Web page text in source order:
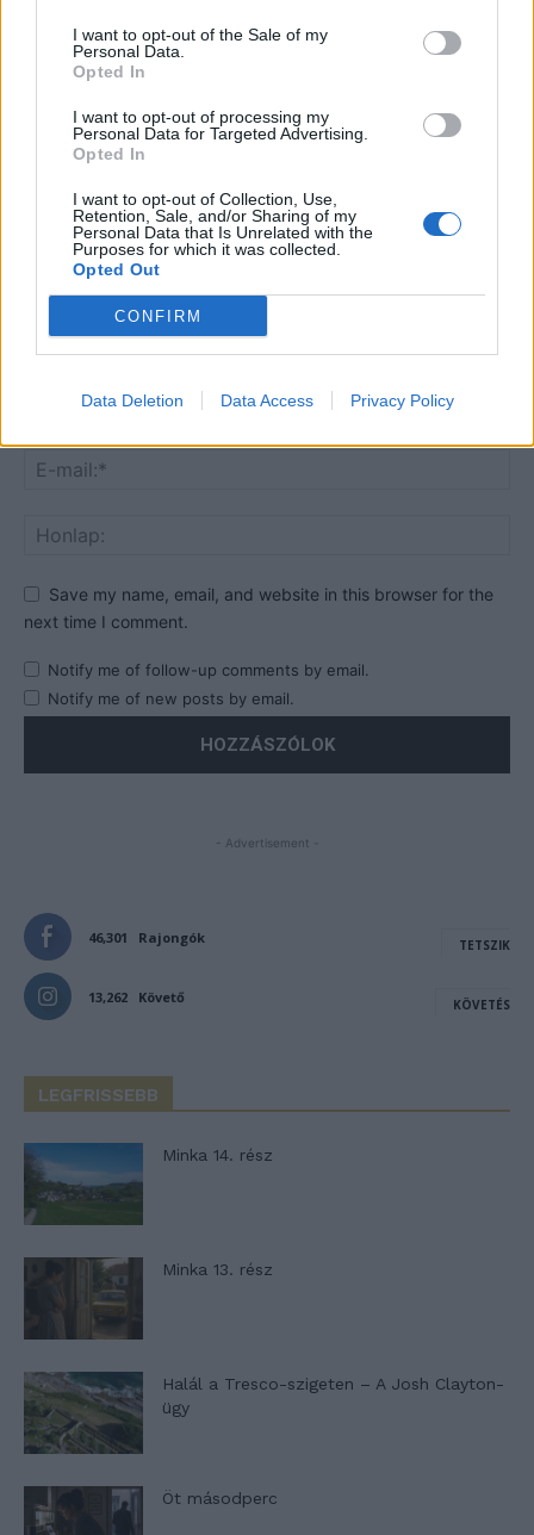
I want to opt-out of the Sale of my
Personal Data.
Opted In
I want to opt-out of processing my
Personal Data for Targeted Advertising.
Opted In
I want to opt-out of Collection, Use,
Retention, Sale, and/or Sharing of my
Personal Data that Is Unrelated with the
Purposes for which it was collected.
Opted Out
CONFIRM
Data Deletion Data Access Privacy Policy
HOZZÁSZÓLOK A CIKKHEZ
Save my name, email, and website in this browser for the
next time I comment.
Notify me of follow-up comments by email.
Notify me of new posts by email.
- Advertisement -
46,301 Rajongók TETSZIK
13,262 Követő KÖVETÉS
LEGFRISSEBB
Minka 14. rész
Minka 13. rész
Halál a Tresco-szigeten – A Josh Clayton-
ügy
Öt másodperc